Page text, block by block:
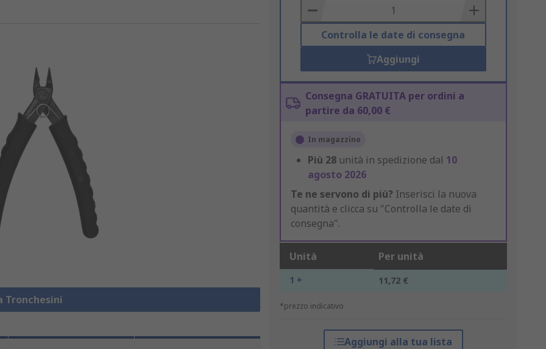
Tronchesini
Basket
Controlla le date di consegna
Aggiungi
Consegna GRATUITA per ordini a
partire da 60,00 €
In magazzino
Più 28 unità in spedizione dal 10
agosto 2026
Te ne servono di più? Inserisci la nuova
quantità e clicca su "Controlla le date di
consegna".
Unità Per unità
1 + 11,72 €
*prezzo indicativo
Aggiungi alla tua lista